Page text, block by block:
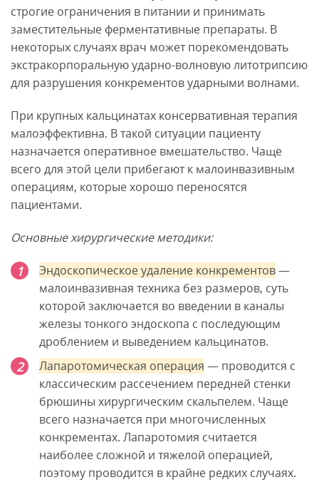
строгие ограничения в питании и принимать
заместительные ферментативные препараты. В
некоторых случаях врач может порекомендовать
экстракорпоральную ударно-волновую литотрипсию
для разрушения конкрементов ударными волнами.
При крупных кальцинатах консервативная терапия
малоэффективна. В такой ситуации пациенту
назначается оперативное вмешательство. Чаще
всего для этой цели прибегают к малоинвазивным
операциям, которые хорошо переносятся
пациентами.
Основные хирургические методики:
Эндоскопическое удаление конкрементов—
малоинвазивная техника без размеров, суть
которой заключается во введении в каналы
железы тонкого эндоскопа с последующим
дроблением и выведением кальцинатов.
Лапаротомическая операция — проводится с
классическим рассечением передней стенки
брюшины хирургическим скальпелем. Чаще
всего назначается при многочисленных
конкрементах. Лапаротомия считается
наиболее сложной и тяжелой операцией,
поэтому проводится в крайне редких случаях.